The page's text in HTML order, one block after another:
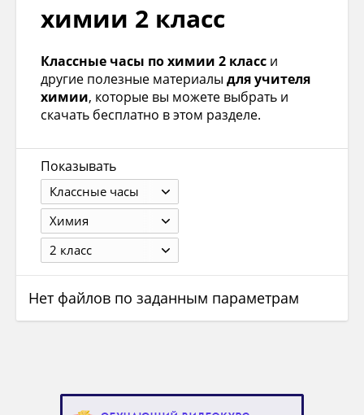
химии 2 класс
Классные часы по химии 2 класс и
другие полезные материалы для учителя
химии, которые вы можете выбрать и
скачать бесплатно в этом разделе.
Показывать
Классные часы
Химия
2 класс
Нет файлов по заданным параметрам